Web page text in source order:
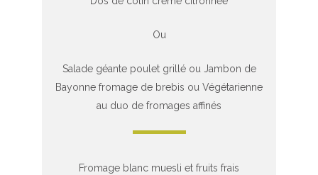
Ou
Salade géante poulet grillé ou Jambon de
Bayonne fromage de brebis ou Végétarienne
au duo de fromages affinés
Fromage blanc muesli et fruits frais